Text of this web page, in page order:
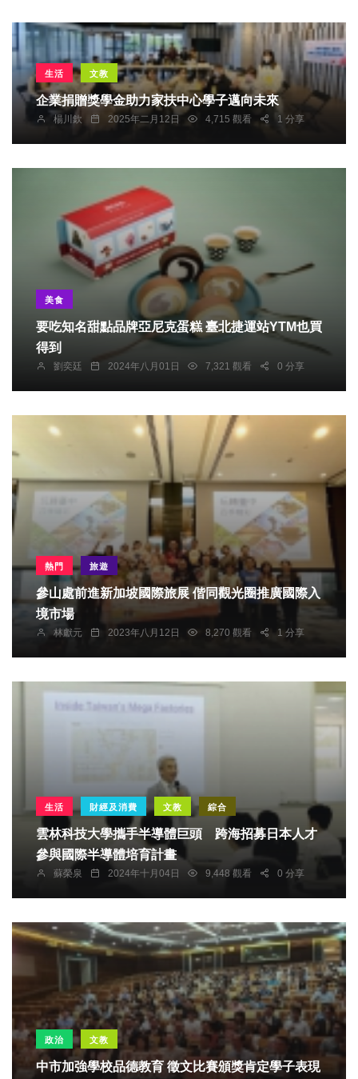
生活 文教
企業捐贈獎學金助力家扶中心學子邁向未來
楊川欽 2025年二月12日 4,715 觀看 1 分享
美食
要吃知名甜點品牌亞尼克蛋糕 臺北捷運站YTM也買
得到
劉奕廷 2024年八月01日 7,321 觀看 0 分享
熱門 旅遊
參山處前進新加坡國際旅展 偕同觀光圈推廣國際入
境市場
林獻元 2023年八月12日 8,270 觀看 1 分享
生活 財經及消費 文教 綜合
雲林科技大學攜手半導體巨頭 跨海招募日本人才
參與國際半導體培育計畫
蘇榮泉 2024年十月04日 9,448 觀看 0 分享
政治 文教
中市加強學校品德教育 徵文比賽頒獎肯定學子表現